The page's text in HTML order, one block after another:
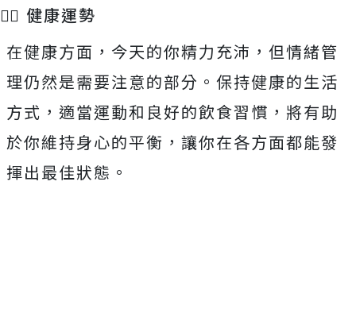
🏃‍♂️ 健康運勢
在健康方面，今天的你精力充沛，但情緒管
理仍然是需要注意的部分。保持健康的生活
方式，適當運動和良好的飲食習慣，將有助
於你維持身心的平衡，讓你在各方面都能發
揮出最佳狀態。